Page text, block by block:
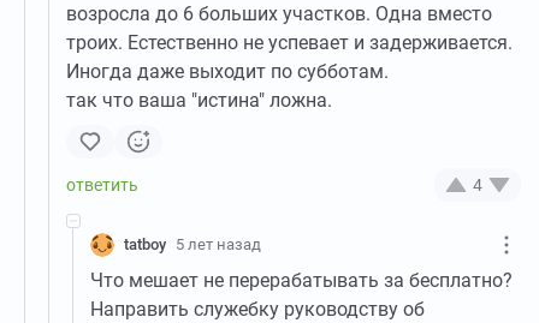
возросла до 6 больших участков. Одна вместо
троих. Естественно не успевает и задерживается.
Иногда даже выходит по субботам.
так что ваша "истина" ложна.
4
tatboy 5 лет назад
Что мешает не перерабатывать за бесплатно?
Направить служебку руководству об